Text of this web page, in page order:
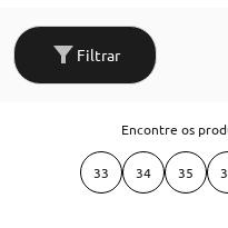
Filtrar
Encontre os
33 34 35